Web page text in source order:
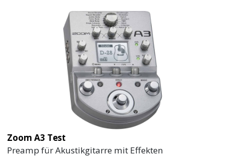
Zoom A3 Test
Preamp für Akustikgitarre mit Effekten